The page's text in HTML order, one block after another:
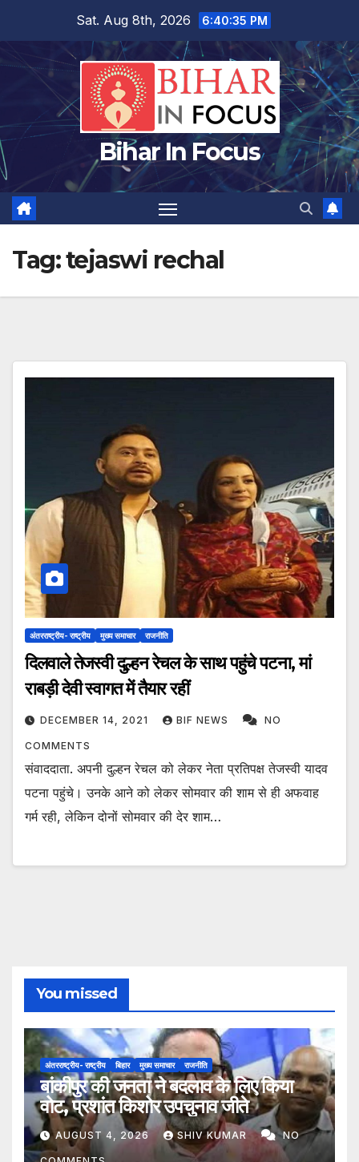
content
Sat. Aug 8th, 2026 6:40:36 PM
Bihar In Focus
Tag:tejaswi rechal
अंतरराष्ट्रीय- राष्ट्रीय मुख्य समाचार राजनीति
दिलवाले तेजस्वी दुल्हन रेचल के साथ पहुंचे पटना, मां
राबड़ी देवी स्वागत में तैयार रहीं
DECEMBER 14, 2021 BIF NEWS NO
COMMENTS
संवाददाता. अपनी दुल्हन रेचल को लेकर नेता प्रतिपक्ष तेजस्वी यादव
पटना पहुंचे। उनके आने को लेकर सोमवार की शाम से ही अफवाह
गर्म रही, लेकिन दोनों सोमवार की देर शाम…
You missed
अंतरराष्ट्रीय- राष्ट्रीय बिहार मुख्य समाचार राजनीति
बांकीपुर की जनता ने बदलाव के लिए किया
वोट, प्रशांत किशोर उपचुनाव जीते
AUGUST 4, 2026 SHIV KUMAR NO